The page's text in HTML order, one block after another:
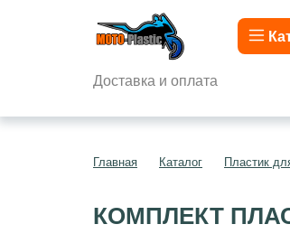
Доставка и оплата
Главная Каталог Пластик
КОМПЛЕКТ